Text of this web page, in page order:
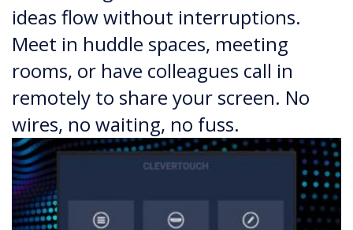
ideas flow without interruptions.
Meet in huddle spaces, meeting
rooms, or have colleagues call in
remotely to share your screen. No
wires, no waiting, no fuss.